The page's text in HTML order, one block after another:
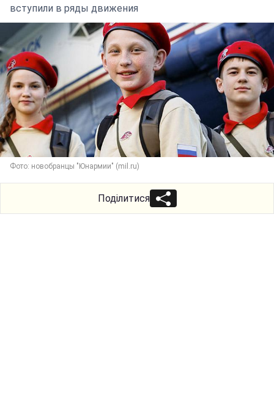
вступили в ряды движения
Фото: новобранцы "Юнармии" (mil.ru)
Поділитися